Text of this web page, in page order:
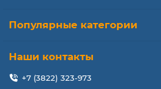
Популярные категории
Наши контакты
+7 (3822) 323-973